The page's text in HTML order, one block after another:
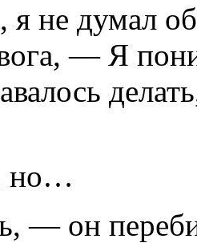
я не думал
— Я
но…
— он